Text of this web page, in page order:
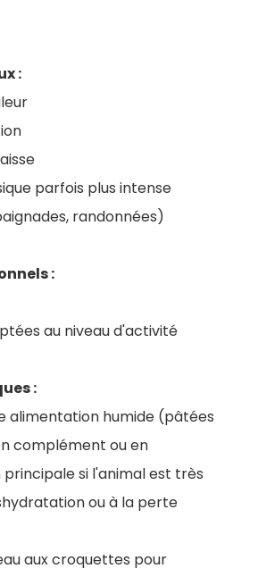
:
parfois plus intense
randonnées)
:
au niveau d'activité
:
alimentation humide (pâtées
complément ou en
si l'animal est très
ou à la perte
aux croquettes pour